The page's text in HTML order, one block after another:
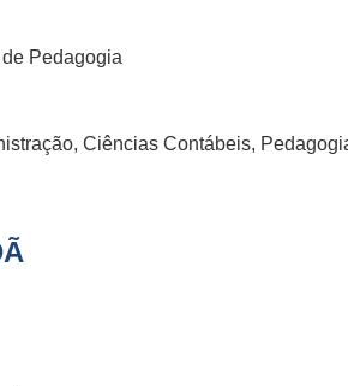
Pedagogia
Ciências Contábeis,